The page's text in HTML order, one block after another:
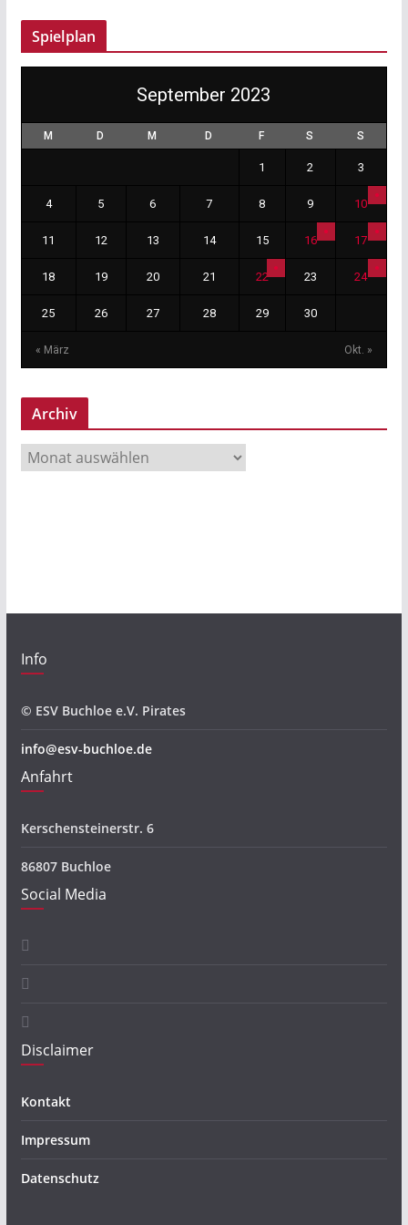
Spielplan
September 2023
M D M D F S S
« März Okt. »
1 2 3
4 5 6 7 8 9 10
11 12 13 14 15 16 17
18 19 20 21 22 23 24
25 26 27 28 29 30
Archiv
r
Info
© ESV Buchloe e.V. Pirates
info@esv-buchloe.de
Anfahrt
Kerschensteinerstr. 6
86807 Buchloe
Social Media
Disclaimer
Kontakt
Impressum
Datenschutz